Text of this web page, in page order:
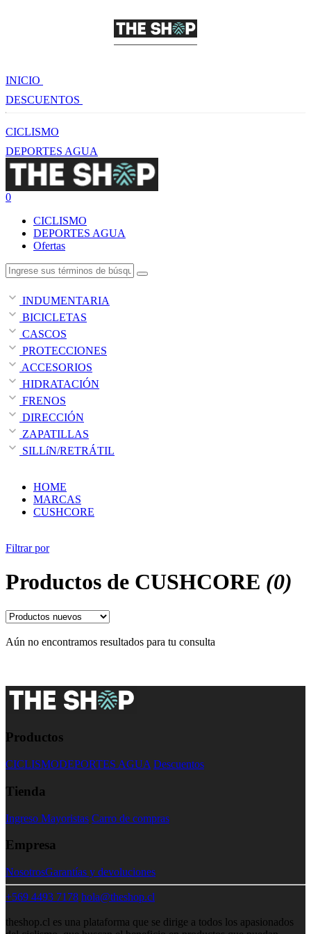
INICIO
DESCUENTOS
CICLISMO
DEPORTES AGUA
0
CICLISMO
DEPORTES AGUA
Ofertas
INDUMENTARIA
BICICLETAS
CASCOS
PROTECCIONES
ACCESORIOS
HIDRATACIÓN
FRENOS
DIRECCIÓN
ZAPATILLAS
SILLíN/RETRÁTIL
HOME
MARCAS
CUSHCORE
Filtrar por
Productos de CUSHCORE (0)
Aún no encontramos resultados para tu consulta
Productos
CICLISMODEPORTES AGUA Descuentos
Tienda
Ingreso Mayoristas Carro de compras
Empresa
NosotrosGarantías y devoluciones
+569 4493 7178 hola@theshop.cl
theshop.cl es una plataforma que se dirige a todos los apasionados